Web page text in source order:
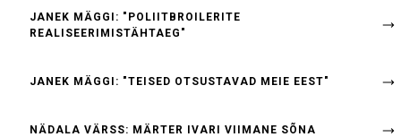
JANEK MÄGGI: "POLIITBROILERITE
REALISEERIMISTÄHTAEG"
JANEK MÄGGI: "TEISED OTSUSTAVAD MEIE EEST"
NÄDALA VÄRSS: MÄRTER IVARI VIIMANE SÕNA